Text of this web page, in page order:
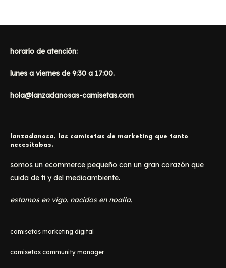
horario de atención:
lunes a viernes de 9:30 a 17:00.
hola@lanzadanosas-camisetas.com
lanzadanosa, las camisetas de marketing que tanto
necesitabas.
somos un ecommerce pequeño con un gran corazón que
cuida de ti y del medioambiente.
estamos en vigo. nacidos en noalla.
camisetas marketing digital
camisetas community manager